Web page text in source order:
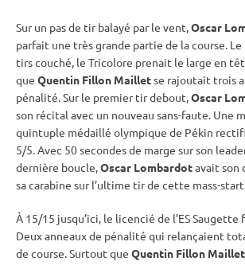
Sur un pas de tirbalayé par le vent,Oscar
parfait une très grande partie de la course. Le
tirscouché, le Tricolore prenait le large en
que Quentin Fillon Mailletse rajoutait trois
pénalité. Sur le premier tirdebout,Oscar
son récital avec un nouveau sans-faute. Une
quintuple médaillé olympique de Pékin
5/5. Avec 50 secondes de marge sur son
dernière boucle,Oscar Lombardotavait son
sacarabine sur l’ultime tir de cette mass-
À 15/15 jusqu’ici, le licencié de l’ES
Deux anneaux de pénalité qui relançaient
de course. Surtout que Quentin Fillon Maillet